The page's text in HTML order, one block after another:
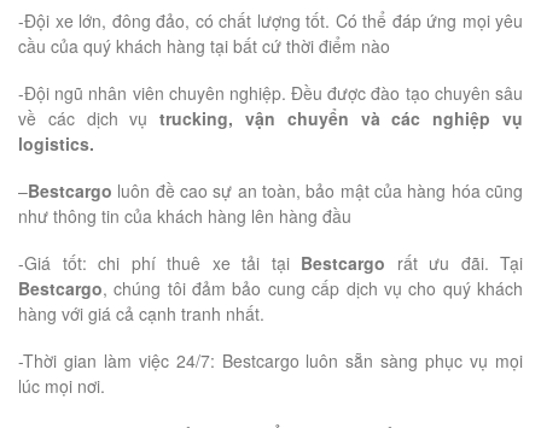
-Đội xe lớn, đông đảo, có chất lượng tốt. Có thể đáp ứng mọi yêu
cầu của quý khách hàng tại bất cứ thời điểm nào
-Đội ngũ nhân viên chuyên nghiệp. Đều được đào tạo chuyên sâu
về các dịch vụtrucking, vận chuyển và các nghiệp vụ
logistics.
–Bestcargo luôn đề cao sự an toàn, bảo mật của hàng hóa cũng
như thông tin của khách hàng lên hàng đầu
-Giá tốt: chi phí thuê xe tải tại Bestcargo rất ưu đãi. Tại
Bestcargo, chúng tôi đảm bảo cung cấp dịch vụ cho quý khách
hàng với giá cả cạnh tranh nhất.
-Thời gian làm việc 24/7: Bestcargo luôn sẵn sàng phục vụ mọi
lúc mọi nơi.